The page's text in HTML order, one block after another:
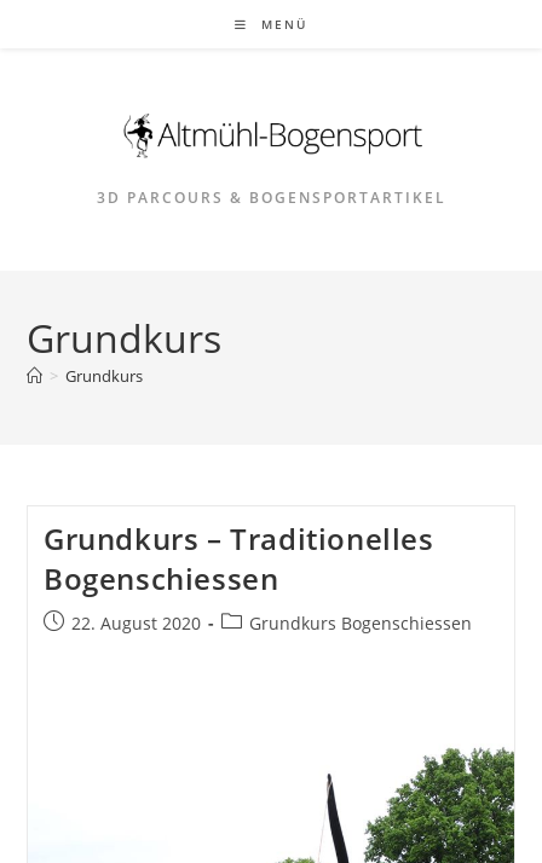
MENÜ
3D PARCOURS & BOGENSPORTARTIKEL
Grundkurs
> Grundkurs
Grundkurs – Traditionelles
Bogenschiessen
Beitrag22. August 2020
Beitrags-
Grundkurs Bogenschiessen